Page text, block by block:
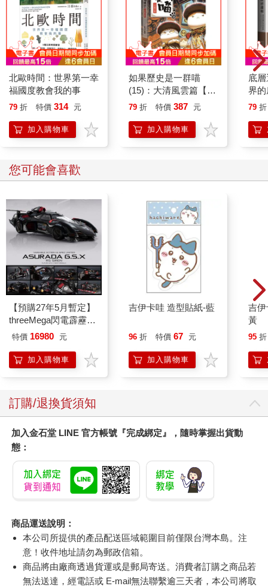
北歐時間：世界第一幸
福國度教會我的事
79 折 特價 314 元
加入購物車
如果歷史是一群喵
(15)：大清風雲篇【萌
貓漫畫學歷史】
79 折 特價 387 元
加入購物車
底
界
79 折
您可能會喜歡
【預購27年5月暫定】
threeMega閃電霹靂車
VA Hi-SPEC UNITED
SIREN 黑色限定
特價 16980 元
加入購物車
吉伊卡哇 造型貼紙-藍
96 折 特價 67 元
加入購物車
吉
黃
95 折
訂購/退換貨須知
加入金石堂 LINE 官方帳號『完成綁定』，隨時掌握出貨動
態：
商品運送說明：
本公司所提供的產品配送區域範圍目前僅限台灣本島。注
意！收件地址請勿為郵政信箱。
商品將由廠商透過貨運或是郵局寄送。消費者訂購之商品若
無法送達，經電話或 E-mail無法聯繫逾三天者，本公司將取